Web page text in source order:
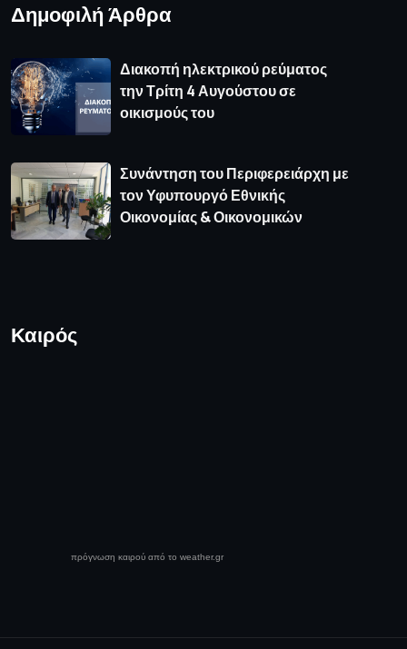
Δημοφιλή Άρθρα
Διακοπή ηλεκτρικού ρεύματος
την Τρίτη 4 Αυγούστου σε
οικισμούς του
Συνάντηση του Περιφερειάρχη με
τον Υφυπουργό Εθνικής
Οικονομίας & Οικονομικών
Καιρός
πρόγνωση καιρού από το weather.gr